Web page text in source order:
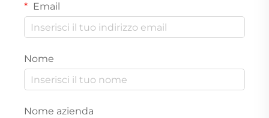
Email
Nome
Nome azienda